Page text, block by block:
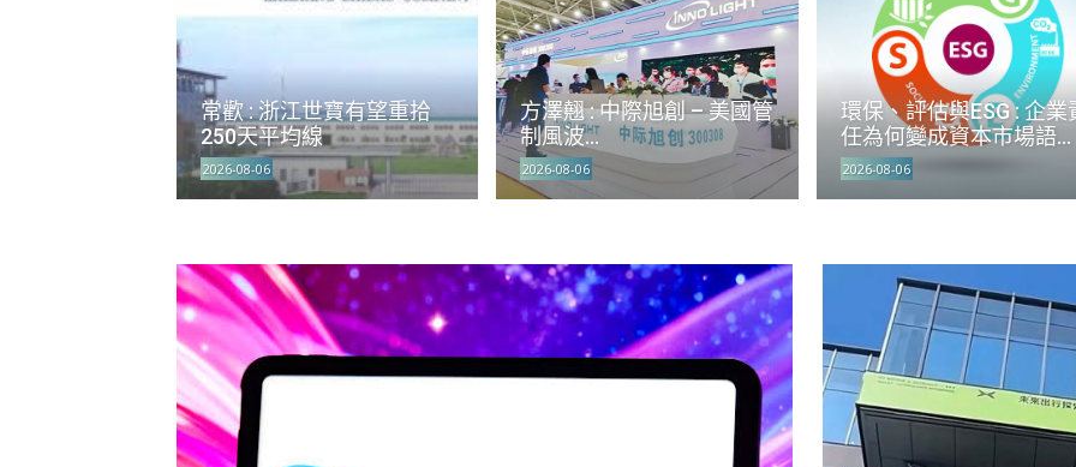
常歡 : 浙江世寶有望重拾
250天平均線
2026-08-06
方澤翹 : 中際旭創 – 美國管
制風波...
2026-08-06
環保、評估與ESG : 企業
任為何變成資本市場語...
2026-08-06